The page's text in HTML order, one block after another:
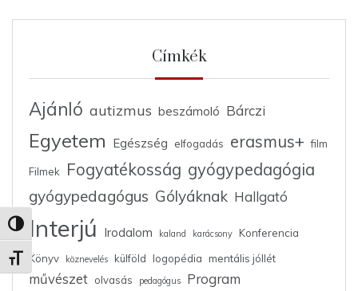
Nagy kontraszt váltása
Betűméret váltása
Címkék
Ajánló autizmus beszámoló Bárczi
Egyetem Egészség elfogadás erasmus+ film
Filmek Fogyatékosság gyógypedagógia
gyógypedagógus Gólyáknak Hallgató
Interjú Irodalom kaland karácsony
Konferencia
Könyv
köznevelés külföld logopédia mentális jóllét
művészet olvasás pedagógus Program